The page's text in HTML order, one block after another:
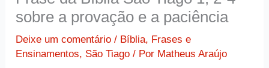
sobre a provação e a paciência
Deixe um comentário / Bíblia, Frases e
Ensinamentos, São Tiago / Por Matheus Araújo